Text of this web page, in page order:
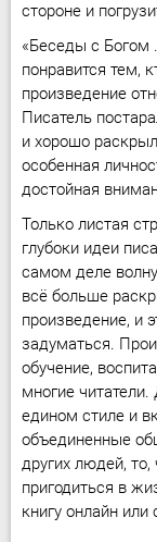
стороне и
«Беседы с Богом
понравится тем,
произведение
Писатель
и хорошо
особенная
достойная
Только листая
глубоки идеи
самом деле
всё больше
произведение, и
задуматься.
обучение,
многие
едином стиле и
объединенные
других людей,
пригодиться в
книгу онлайн